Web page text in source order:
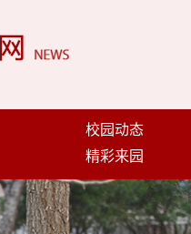
校园动态
精彩来园